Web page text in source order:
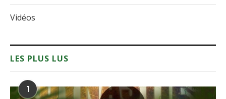
Vidéos
LES PLUS LUS
1